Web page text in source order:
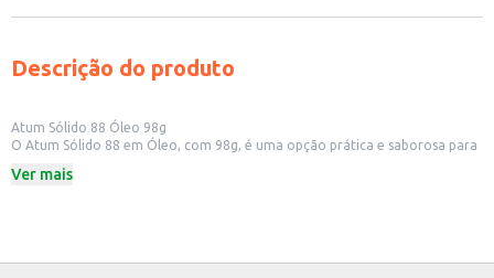
Descrição do produto
Atum Sólido 88 Óleo 98g
O Atum Sólido 88 em Óleo, com 98g, é uma opção prática e saborosa para
seja em casa, no trabalho ou para revenda em pequenos comércios.
Perfeito para lanchonetes e restaurantes que buscam praticidade sem abrir
Ver mais